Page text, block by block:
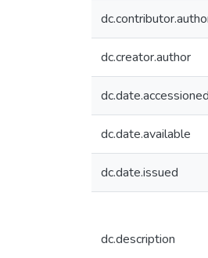
dc.creator.author
dc.date.accessioned
dc.date.available
dc.date.issued
dc.description